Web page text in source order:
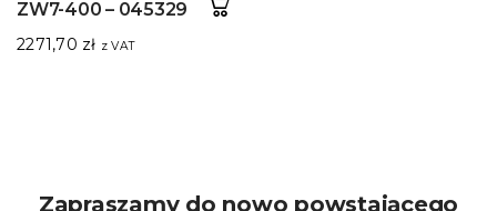
ZW7-400 – 045329
2271,70 zł z VAT
Zapraszamy do nowo powstającego